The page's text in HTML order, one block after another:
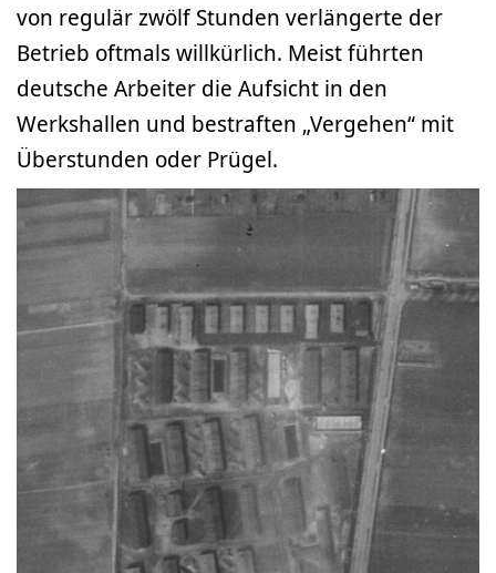
von regulär zwölf Stunden verlängerte der
Betrieb oftmals willkürlich. Meist führten
deutsche Arbeiter die Aufsicht in den
Werkshallen und bestraften „Vergehen“ mit
Überstunden oder Prügel.